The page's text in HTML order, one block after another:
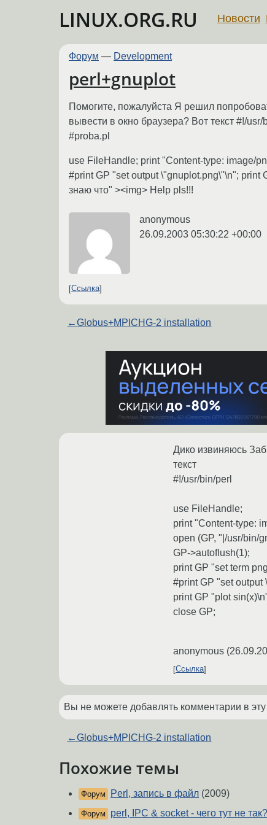
LINUX.ORG.RU Новости
Форум — Development
perl+gnuplot
Помогите, пожалуйста Я решил
вывести в окно браузера? Вот текст #!/usr/
#proba.pl
use FileHandle; print "Content-type: image/
#print GP "set output \"gnuplot.png\"\n";
знаю что" ><img> Help pls!!!
anonymous
26.09.2003 05:30:22 +00:00
Ссылка
←Globus+MPICHG-2 installation
Дико извиняюсь
текст
#!/usr/bin/perl
use FileHandle;
print "Content-type:
open (GP, "|/usr/bin/
GP->autoflush(1);
print GP "set term
#print GP "set output
print GP "plot
close GP;
anonymous (
Ссылка
Вы не можете добавлять комментарии в
←Globus+MPICHG-2 installation
Похожие темы
Форум Perl, запись в файл (2009)
Форум perl, IPC & socket - чего тут не так?